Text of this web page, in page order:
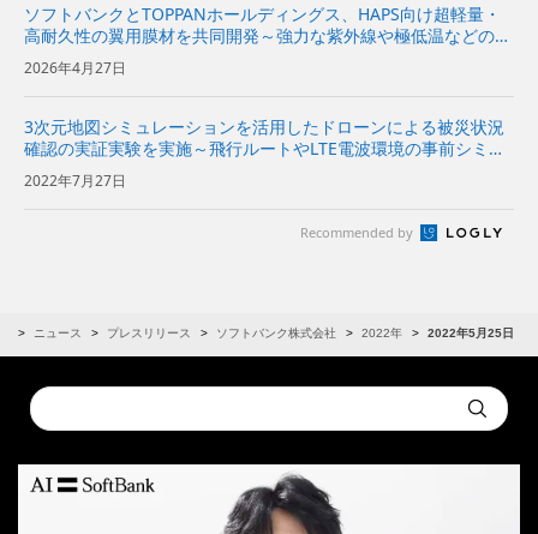
ソフトバンクとTOPPANホールディングス、HAPS向け超軽量・
高耐久性の翼用膜材を共同開発～強力な紫外線や極低温などの成
層圏の極限環境に対応し、HAPSの長期運用を可能に～
2026年4月27日
3次元地図シミュレーションを活用したドローンによる被災状況
確認の実証実験を実施～飛行ルートやLTE電波環境の事前シミュ
レーションに基づき、往復約8kmを安全に自動飛行～
2022年7月27日
Recommended by
ニュース プレスリリース ソフトバンク株式会社 2022年 2022年5月25日
Conduct
a
Submit